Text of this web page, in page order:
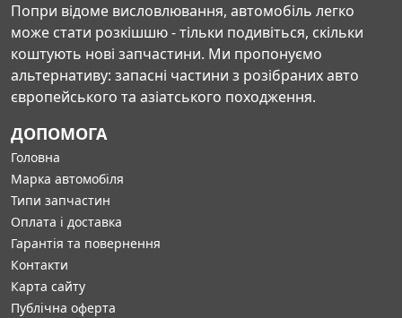
Попри відоме висловлювання, автомобіль легко
може стати розкішшю - тільки подивіться, скільки
коштують нові запчастини. Ми пропонуємо
альтернативу: запасні частини з розібраних авто
європейського та азіатського походження.
ДОПОМОГА
Головна
Марка автомобіля
Типи запчастин
Оплата і доставка
Гарантія та повернення
Контакти
Карта сайту
Публічна оферта